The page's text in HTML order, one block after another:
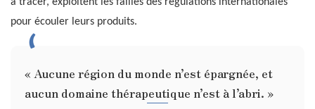
pour écouler leurs produits.
« Aucune région du monde n’est épargnée, et
aucun domaine thérapeutique n’est à l’abri. »